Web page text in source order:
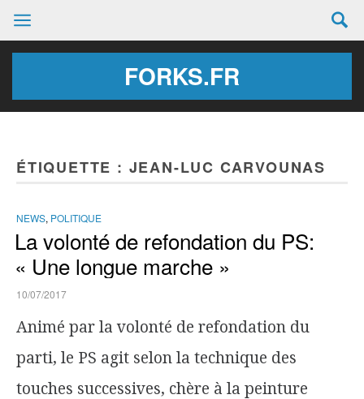
FORKS.FR
ÉTIQUETTE : JEAN-LUC CARVOUNAS
NEWS, POLITIQUE
La volonté de refondation du PS:
« Une longue marche »
10/07/2017
Animé par la volonté de refondation du
parti, le PS agit selon la technique des
touches successives, chère à la peinture